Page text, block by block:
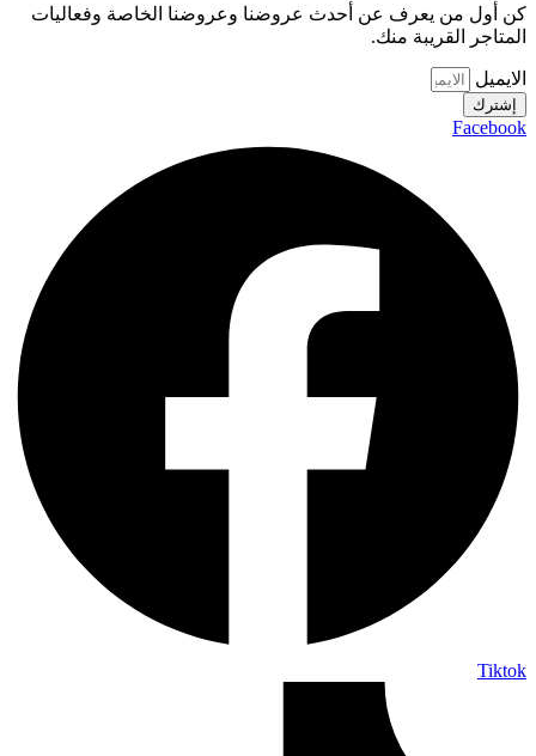
كن أول من يعرف عن أحدث عروضنا وعروضنا الخاصة وفعاليات
المتاجر القريبة منك.
الايميل
إشترك
Facebook
Tiktok